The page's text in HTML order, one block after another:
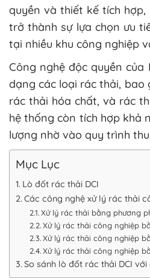
quyền và thiết kế tích
trở thành sự lựa chọn ưu
tại nhiều khu công nghiệp
Công nghệ độc quyền của
dạng các loại rác thải, bao
rác thải hóa chất, và rác
hệ thống còn tích hợp khả
lượng nhờ vào quy trình
Mục Lục
Lò đốt rác thải DCI
Các công nghệ xử lý rác thải
Xử lý rác thải bằng phương
Xử lý rác thải công nghiệp
Xử lý rác thải công nghiệp
Xử lý rác thải công nghiệp
So sánh lò đốt rác thải DCI